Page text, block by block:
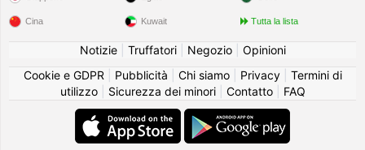
Cina Kuwait Tutta la lista
Notizie| Truffatori| Negozio| Opinioni
Cookie e GDPR
Pubblicità Chi siamo| Privacy| Termini di
utilizzo| Sicurezza dei minori| Contatto| FAQ